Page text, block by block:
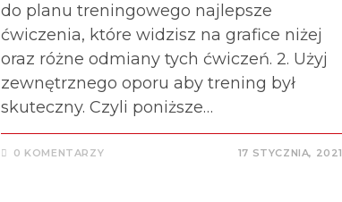
do planu treningowego najlepsze
ćwiczenia, które widzisz na grafice niżej
oraz różne odmiany tych ćwiczeń. 2. Użyj
zewnętrznego oporu aby trening był
skuteczny. Czyli poniższe…
0 KOMENTARZY 17 STYCZNIA, 2021